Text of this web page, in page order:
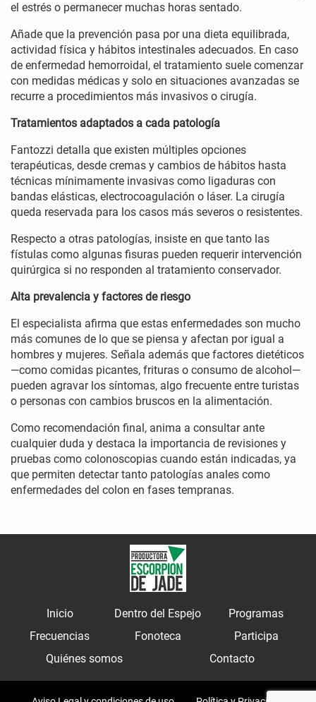
el estrés o permanecer muchas horas sentado.
Añade que la prevención pasa por una dieta equilibrada,
actividad física y hábitos intestinales adecuados. En caso
de enfermedad hemorroidal, el tratamiento suele comenzar
con medidas médicas y solo en situaciones avanzadas se
recurre a procedimientos más invasivos o cirugía.
Tratamientos adaptados a cada patología
Fantozzi detalla que existen múltiples opciones
terapéuticas, desde cremas y cambios de hábitos hasta
técnicas mínimamente invasivas como ligaduras con
bandas elásticas, electrocoagulación o láser. La cirugía
queda reservada para los casos más severos o resistentes.
Respecto a otras patologías, insiste en que tanto las
fístulas como algunas fisuras pueden requerir intervención
quirúrgica si no responden al tratamiento conservador.
Alta prevalencia y factores de riesgo
El especialista afirma que estas enfermedades son mucho
más comunes de lo que se piensa y afectan por igual a
hombres y mujeres. Señala además que factores dietéticos
—como comidas picantes, frituras o consumo de alcohol—
pueden agravar los síntomas, algo frecuente entre turistas
o personas con cambios bruscos en la alimentación.
Como recomendación final, anima a consultar ante
cualquier duda y destaca la importancia de revisiones y
pruebas como colonoscopias cuando están indicadas, ya
que permiten detectar tanto patologías anales como
enfermedades del colon en fases tempranas.
Inicio Dentro del Espejo
Programas
Frecuencias
Fonoteca
Participa
Quiénes somos
Contacto